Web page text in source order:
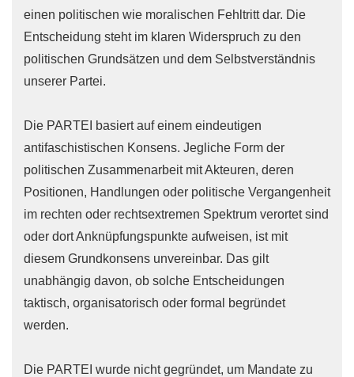
einen politischen wie moralischen Fehltritt dar. Die
Entscheidung steht im klaren Widerspruch zu den
politischen Grundsätzen und dem Selbstverständnis
unserer Partei.
Die PARTEI basiert auf einem eindeutigen
antifaschistischen Konsens. Jegliche Form der
politischen Zusammenarbeit mit Akteuren, deren
Positionen, Handlungen oder politische Vergangenheit
im rechten oder rechtsextremen Spektrum verortet sind
oder dort Anknüpfungspunkte aufweisen, ist mit
diesem Grundkonsens unvereinbar. Das gilt
unabhängig davon, ob solche Entscheidungen
taktisch, organisatorisch oder formal begründet
werden.
Die PARTEI wurde nicht gegründet, um Mandate zu